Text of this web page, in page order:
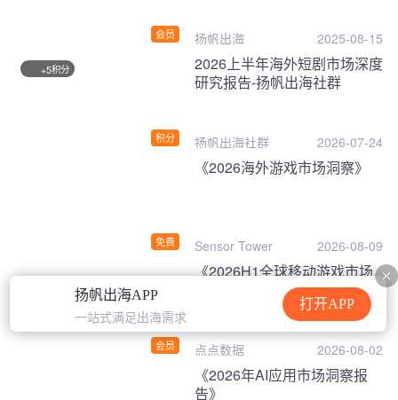
扬帆出海APP
一站式满足出海需求
打开APP
会员 扬帆出海 2025-08-15
+5积分
积分
2026上半年海外短剧市场深度
研究报告-扬帆出海社群
扬帆出海社群 2026-07-24
免费
《2026海外游戏市场洞察》
Sensor Tower 2026-08-09
会员
《2026H1全球移动游戏市场
点点数据 2026-08-02
《2026年AI应用市场洞察报
告》